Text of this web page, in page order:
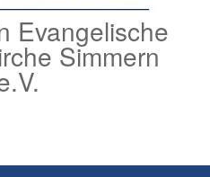
Evangelische
Simmern